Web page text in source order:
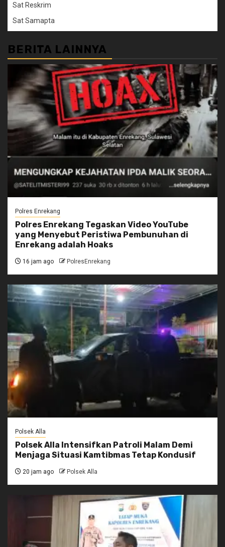
Sat Reskrim
Sat Samapta
BERITA LAINNYA
Polres Enrekang
Polres Enrekang Tegaskan Video YouTube
yang Menyebut Peristiwa Pembunuhan di
Enrekang adalah Hoaks
16 jam ago PolresEnrekang
Polsek Alla
Polsek Alla Intensifkan Patroli Malam Demi
Menjaga Situasi Kamtibmas Tetap Kondusif
20 jam ago Polsek Alla